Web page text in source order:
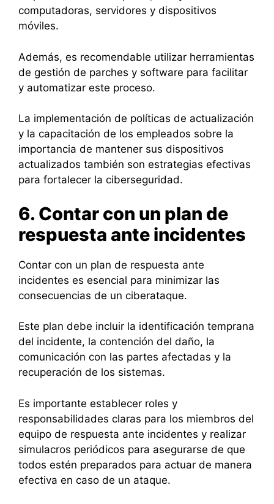
computadoras, servidores y dispositivos
móviles.
Además, es recomendable utilizar herramientas
de gestión de parches y software para facilitar
y automatizar este proceso.
La implementación de políticas de actualización
y la capacitación de los empleados sobre la
importancia de mantener sus dispositivos
actualizados también son estrategias efectivas
para fortalecer la ciberseguridad.
6. Contar con un plan de
respuesta ante incidentes
Contar con un plan de respuesta ante
incidentes es esencial para minimizar las
consecuencias de un ciberataque.
Este plan debe incluir la identificación temprana
del incidente, la contención del daño, la
comunicación con las partes afectadas y la
recuperación de los sistemas.
Es importante establecer roles y
responsabilidades claras para los miembros del
equipo de respuesta ante incidentes y realizar
simulacros periódicos para asegurarse de que
todos estén preparados para actuar de manera
efectiva en caso de un ataque.